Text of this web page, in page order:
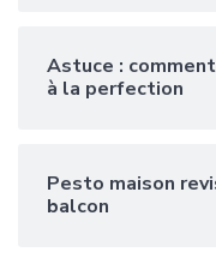
Astuce :
à la perfection
Pesto maison
balcon